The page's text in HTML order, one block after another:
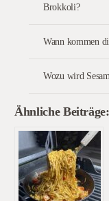
Brokkoli?
Wann kommen
Wozu wird
Ähnliche Beiträge: